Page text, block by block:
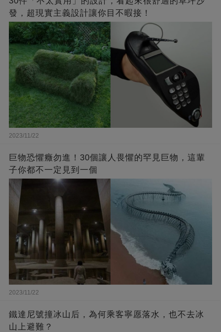
發，超現實主義設計讓你目不暇接！
2023/11/22
巨物恐懼癥勿進！30個讓人畏懼的罕見巨物，這輩
子你都不一定見到一個
2023/11/22
鐵達尼號撞冰山后，為何乘客寧愿落水，也不去冰
山上避難？